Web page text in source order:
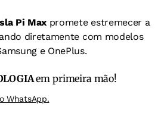
Pi Max promete estremecer a
diretamente com modelos
e OnePlus.
em primeira mão!
WhatsApp.